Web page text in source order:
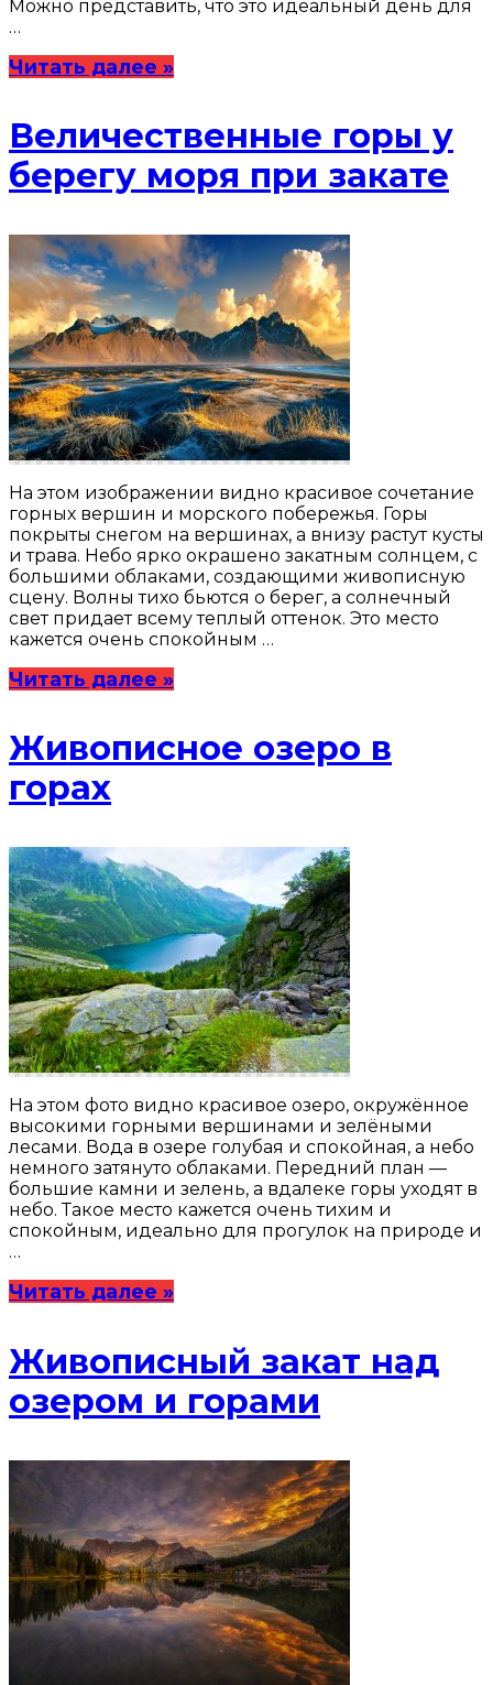
Можно представить, что это идеальный день для
…
Читать далее »
Величественные горы у
берегу моря при закате
На этом изображении видно красивое сочетание
горных вершин и морского побережья. Горы
покрыты снегом на вершинах, а внизу растут кусты
и трава. Небо ярко окрашено закатным солнцем, с
большими облаками, создающими живописную
сцену. Волны тихо бьются о берег, а солнечный
свет придает всему теплый оттенок. Это место
кажется очень спокойным …
Читать далее »
Живописное озеро в
горах
На этом фото видно красивое озеро, окружённое
высокими горными вершинами и зелёными
лесами. Вода в озере голубая и спокойная, а небо
немного затянуто облаками. Передний план —
большие камни и зелень, а вдалеке горы уходят в
небо. Такое место кажется очень тихим и
спокойным, идеально для прогулок на природе и
…
Читать далее »
Живописный закат над
озером и горами